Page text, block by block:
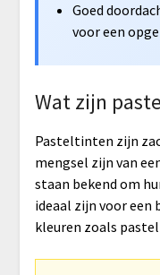
Goed
voor een
Wat zijn
Pasteltinten zijn
mengsel zijn van
staan bekend om
ideaal zijn voor een
kleuren zoals